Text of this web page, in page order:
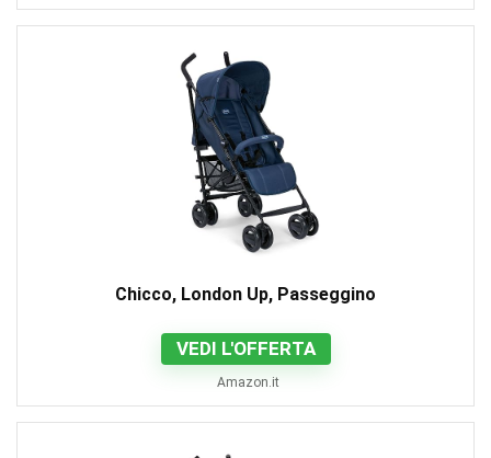
Chicco, London Up, Passeggino
VEDI L'OFFERTA
Amazon.it